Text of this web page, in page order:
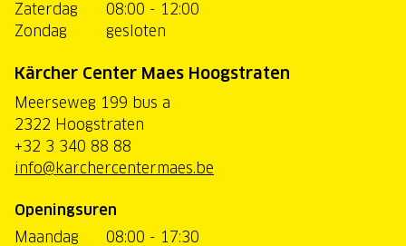
Zaterdag
08:00 - 12:00
Zondag
gesloten
Kärcher Center Maes Hoogstraten
Meerseweg 199 bus a
2322 Hoogstraten
+32 3 340 88 88
info@karchercentermaes.be
Openingsuren
Maandag
08:00 - 17:30